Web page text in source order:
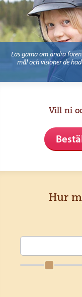
Läs gärna om andra
mål och visioner de
Vill ni
Hur